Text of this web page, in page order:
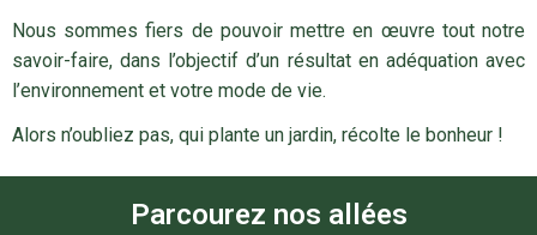
Nous sommes fiers de pouvoir mettre en œuvre tout notre
savoir-faire, dans l’objectif d’un résultat en adéquation avec
l’environnement et votre mode de vie.
Alors n’oubliez pas, qui plante un jardin, récolte le bonheur !
Parcourez nos allées